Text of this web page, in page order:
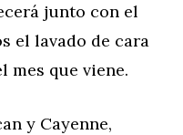
junto con el
el lavado de cara
mes que viene.
y Cayenne,